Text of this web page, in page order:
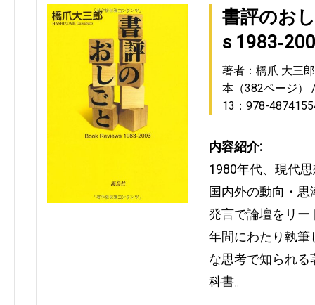
書評のお
s
著者：橋爪 大三郎
本（382ページ）
13：978-
内容紹介:
1980年代、現代
国内外の動向・
発言で論壇をリー
年間にわたり執筆
な思考で知られ
科書。